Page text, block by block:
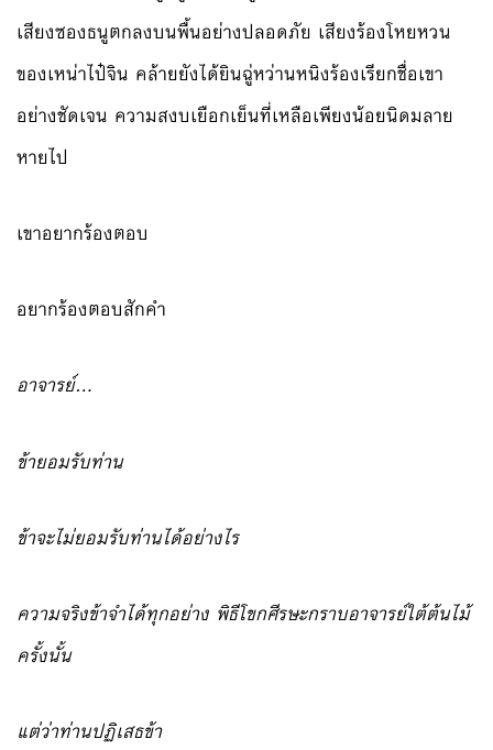
เสียงซองธนูตกลงบนพื้นอย่างปลอดภัย เสียงร้องโหยหวน
ของเหน่าไป๋จิน คล้ายยังได้ยินฉู่หว่านหนิงร้องเรียกชื่อเขา
อย่างชัดเจน ความสงบเยือกเย็นที่เหลือเพียงน้อยนิดมลาย
หายไป
เขาอยากร้องตอบ
อยากร้องตอบสักคำ
อาจารย์…
ข้ายอมรับท่าน
ข้าจะไม่ยอมรับท่านได้อย่างไร
ความจริงข้าจำได้ทุกอย่าง พิธีโขกศีรษะกราบอาจารย์ใต้ต้นไม้
ครั้งนั้น
แต่ว่าท่านปฏิเสธข้า